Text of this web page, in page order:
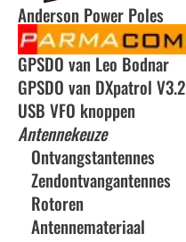
Anderson Power Poles
GPSDO van Leo Bodnar
GPSDO van DXpatrol V3.2
USB VFO knoppen
Antennekeuze
Ontvangstantennes
Zendontvangantennes
Rotoren
Antennemateriaal